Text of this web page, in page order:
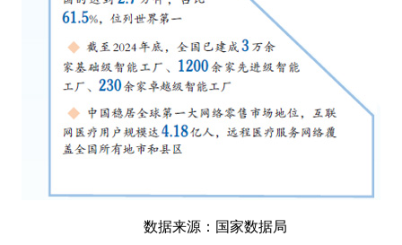
数据来源：国家数据局